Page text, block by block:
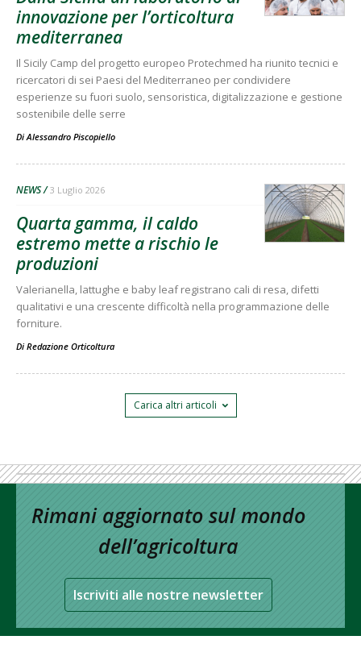
innovazione per l’orticoltura
mediterranea
Il Sicily Camp del progetto europeo Protechmed ha riunito tecnici e
ricercatori di sei Paesi del Mediterraneo per condividere
esperienze su fuori suolo, sensoristica, digitalizzazione e gestione
sostenibile delle serre
DiAlessandro Piscopiello
NEWS 3 Luglio 2026
Quarta gamma, il caldo
estremo mette a rischio le
produzioni
Valerianella, lattughe e baby leaf registrano cali di resa, difetti
qualitativi e una crescente difficoltà nella programmazione delle
forniture.
Di Redazione Orticoltura
Carica altri articoli
Rimani aggiornato sul mondo
dell’agricoltura
Iscriviti alle nostre newsletter